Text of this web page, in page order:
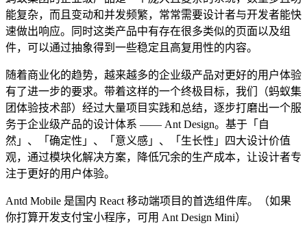
能复杂，而且变动和并发频繁，常常需要设计者与开发者能快
速做出响应。同时这类产品中有存在很多类似的页面以及组
件，可以通过抽象得到一些稳定且高复用性的内容。
随着商业化的趋势，越来越多的企业级产品对更好的用户体验
有了进一步的要求。带着这样的一个终极目标，我们（蚂蚁集
团体验技术部）经过大量项目实践和总结，逐步打磨出一个服
务于企业级产品的设计体系 —— Ant Design。基于「自
然」、「确定性」、「意义感」、「生长性」四大设计价值
观，通过模块化解决方案，降低冗余的生产成本，让设计者专
注于更好的用户体验。
Antd Mobile 是国内 React 移动端项目的首选组件库。（如果
你打算开发支付宝小程序，可用 Ant Design Mini）